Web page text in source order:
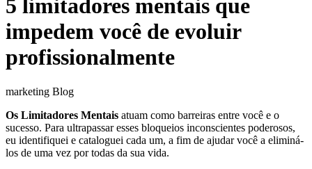
5 limitadores mentais que
impedem você de evoluir
profissionalmente
marketing Blog
Os Limitadores Mentais atuam como barreiras entre você e o
sucesso. Para ultrapassar esses bloqueios inconscientes poderosos,
eu identifiquei e cataloguei cada um, a fim de ajudar você a eliminá-
los de uma vez por todas da sua vida.